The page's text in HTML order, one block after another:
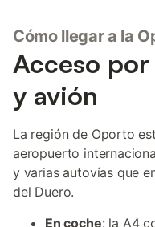
Cómo llegar a la
Acceso
y avión
La región de Oporto
aeropuerto
y varias autovías que
del Duero.
En coche: la A4